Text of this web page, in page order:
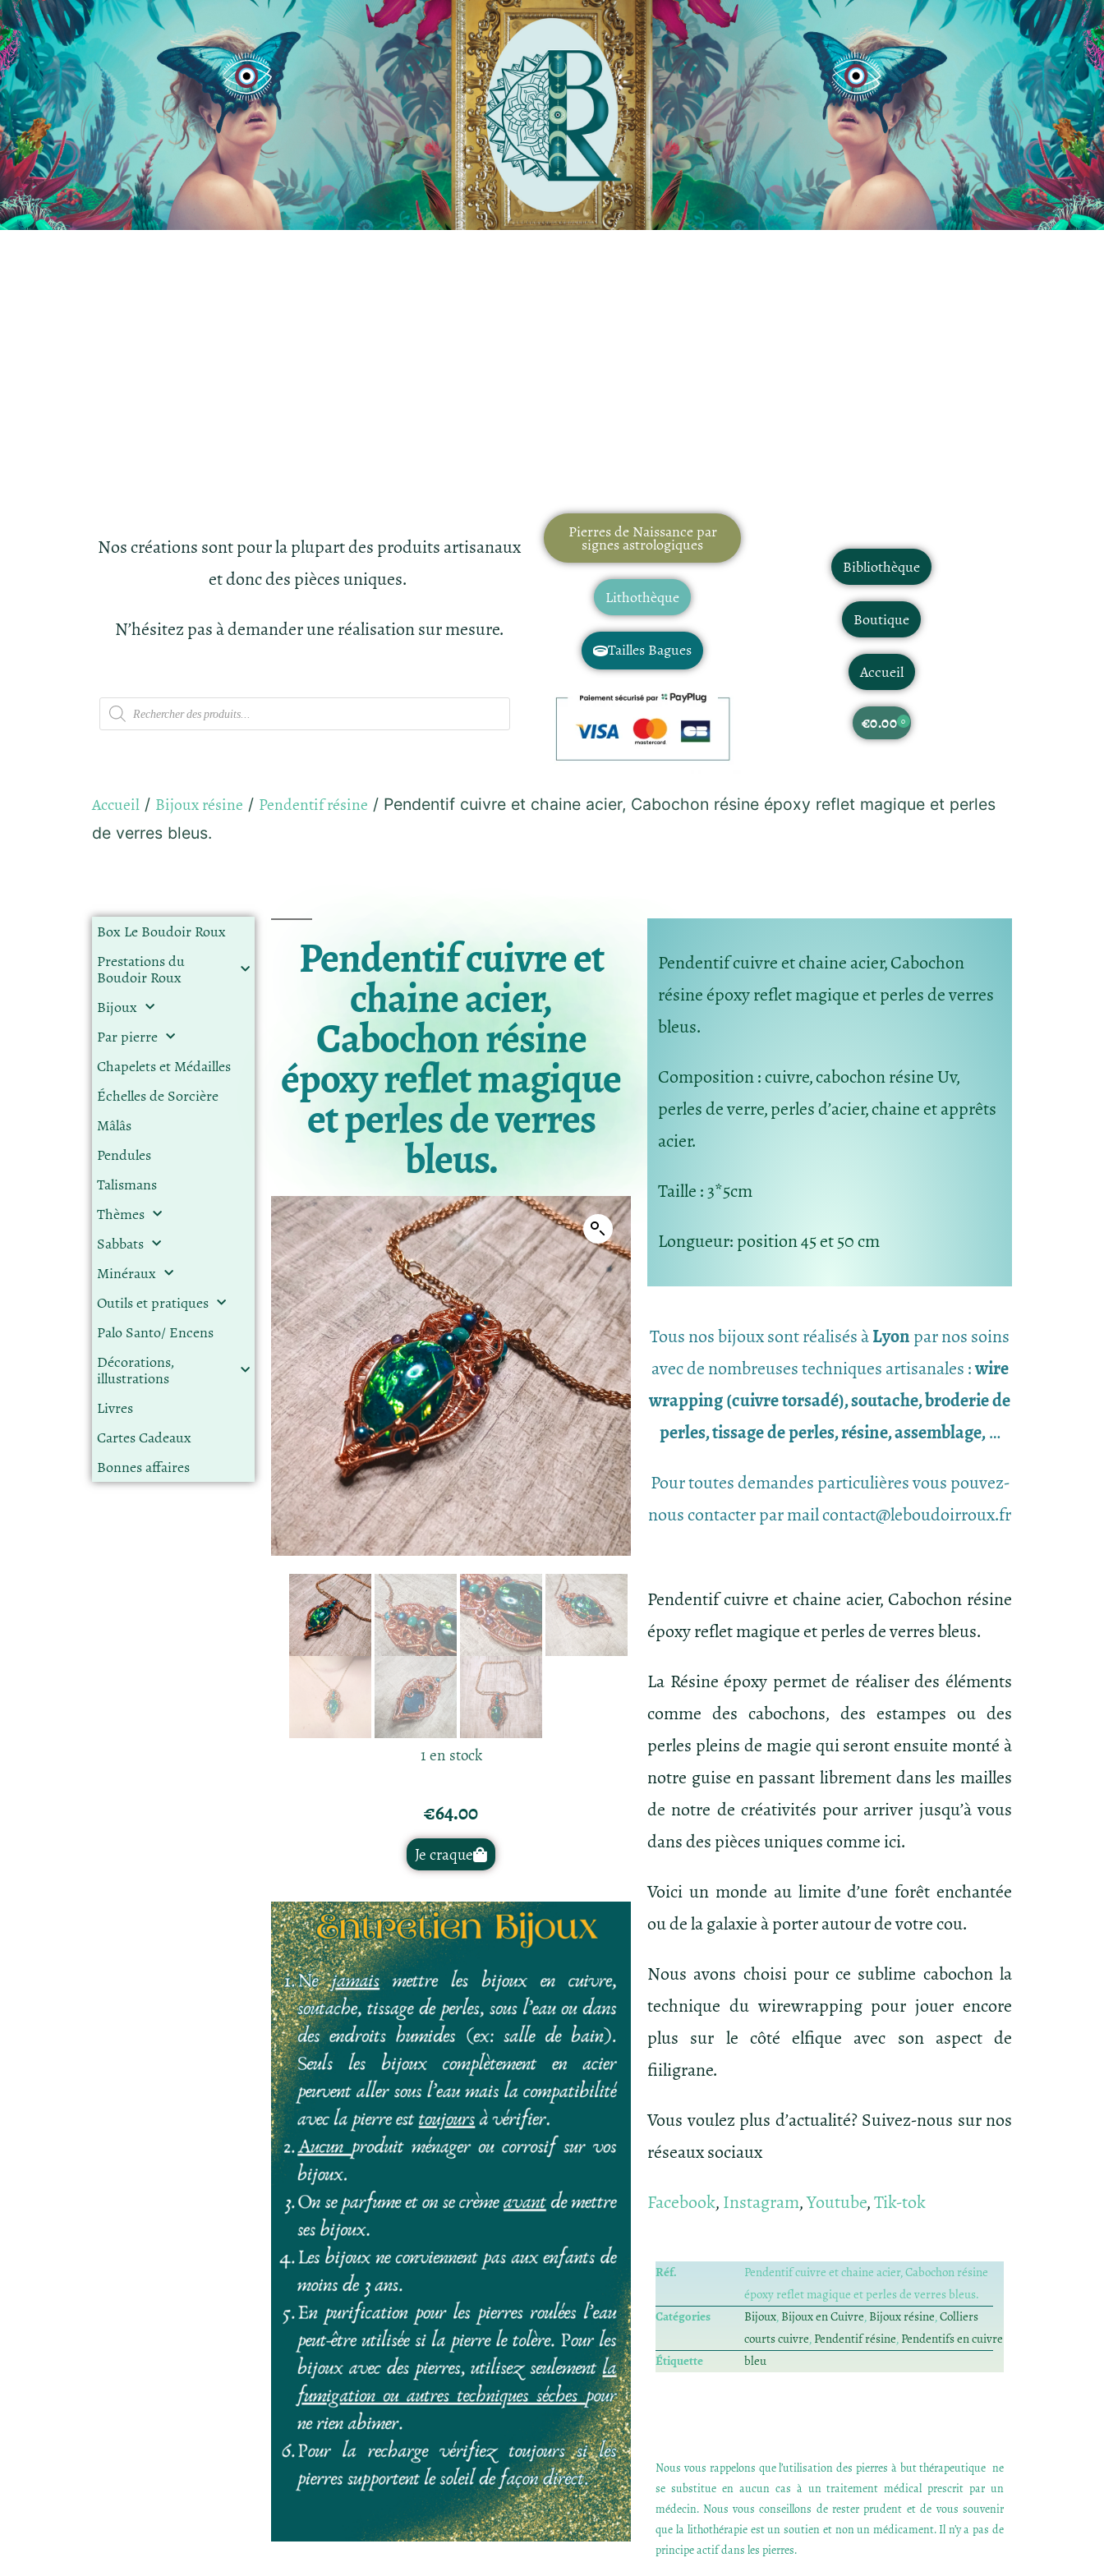
Nos créations sont pour la plupart des produits artisanaux
et donc des pièces uniques.
N’hésitez pas à demander une réalisation sur mesure.
Pierres de Naissance par
signes astrologiques
Lithothèque
Tailles Bagues
Bibliothèque
Boutique
Accueil
€0.00 0
Accueil / Bijoux résine / Pendentif résine / Pendentif cuivre et chaine acier, Cabochon résine époxy reflet magique et perles
de verres bleus.
Box Le Boudoir Roux
Prestations du
Boudoir Roux
Bijoux
Par pierre
Chapelets et Médailles
Échelles de Sorcière
Mâlâs
Pendules
Talismans
Thèmes
Sabbats
Minéraux
Outils et pratiques
Palo Santo/ Encens
Décorations,
illustrations
Livres
Cartes Cadeaux
Bonnes affaires
Pendentif cuivre et
chaine acier,
Cabochon résine
époxy reflet magique
et perles de verres
bleus.
1 en stock
€64.00
Je craque
Pendentif cuivre et chaine acier, Cabochon
résine époxy reflet magique et perles de verres
bleus.
Composition: cuivre, cabochon résine Uv,
perles de verre, perles d’acier, chaine et apprêts
acier.
Taille: 3*5cm
Longueur: position 45 et 50 cm
Tous nos bijoux sont réalisés àLyonpar nos soins
avec de nombreuses techniques artisanales :wire
wrapping (cuivre torsadé), soutache, broderie de
perles, tissage de perles, résine, assemblage,…
Pour toutes demandes particulières vous pouvez-
nous contacter par mail contact@leboudoirroux.fr
Pendentif cuivre et chaine acier, Cabochon résine
époxy reflet magique et perles de verres bleus.
La Résine époxy permet de réaliser des éléments
comme des cabochons, des estampes ou des
perles pleins de magie qui seront ensuite monté à
notre guise en passant librement dans les mailles
de notre de créativités pour arriver jusqu’à vous
dans des pièces uniques comme ici.
Voici un monde au limite d’une forêt enchantée
ou de la galaxie à porter autour de votre cou.
Nous avons choisi pour ce sublime cabochon la
technique du wirewrapping pour jouer encore
plus sur le côté elfique avec son aspect de
fiiligrane.
Vous voulez plus d’actualité? Suivez-nous sur nos
réseaux sociaux
Facebook,Instagram,Youtube,Tik-tok
Réf.
Pendentif cuivre et chaine acier, Cabochon résine
époxy reflet magique et perles de verres bleus.
Catégories
Bijoux,Bijoux en Cuivre,Bijoux résine,Colliers
courts cuivre,Pendentif résine,Pendentifs en cuivre
Étiquette
bleu
Nous vous rappelons que l’utilisation des pierres à but thérapeutique ne
se substitue en aucun cas à un traitement médical prescrit par un
médecin. Nous vous conseillons de rester prudent et de vous souvenir
que la lithothérapie est un soutien et non un médicament. Il n’y a pas de
principe actif dans les pierres.